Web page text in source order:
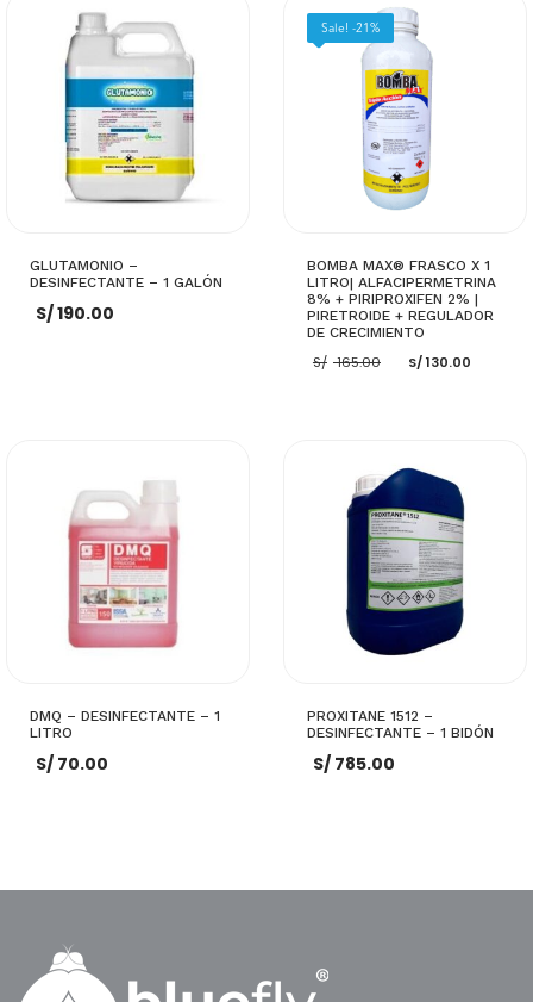
LEER MÁS AÑADIR AL CARRITO
GLUTAMONIO –
DESINFECTANTE – 1 GALÓN
S/190.00
Sale! -21%
BOMBA MAX® FRASCO X 1
LITRO| ALFACIPERMETRINA
8% + PIRIPROXIFEN 2% |
PIRETROIDE + REGULADOR
DE CRECIMIENTO
S/ 165.00 El
precio
S/130.00
AÑADIR AL CARRITO
DMQ – DESINFECTANTE – 1
LITRO
S/ 70.00
PROXITANE 1512 –
DESINFECTANTE – 1 BIDÓN
S/785.00